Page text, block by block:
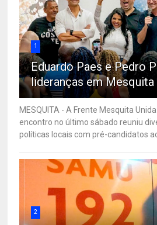
1
Eduardo Paes e Pedro
lideranças em Mesquita
MESQUITA - A Frente Mesquita
encontro no último sábado reuniu
políticas locais com pré-candidatos
2